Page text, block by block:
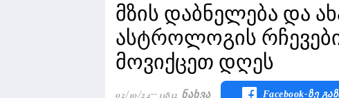
მზის დაბნელება და
ასტროლოგის
მოვიქცეთ დღეს
02/10/24 11812 Ნახვა Facebook-Ზე